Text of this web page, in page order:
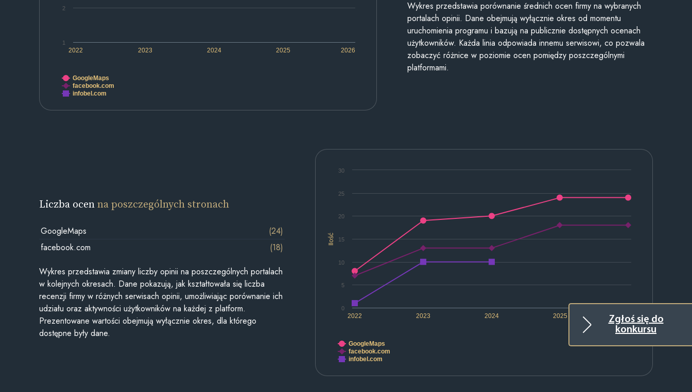
Zgłoś się do
konkursu
2022 2023 2024 2025 2026
1
2
GoogleMaps
facebook.com
infobel.com
Wykres przedstawia porównanie średnich ocen firmy na wybranych
portalach opinii. Dane obejmują wyłącznie okres od momentu
uruchomienia programu i bazują na publicznie dostępnych ocenach
użytkowników. Każda linia odpowiada innemu serwisowi, co pozwala
zobaczyć różnice w poziomie ocen pomiędzy poszczególnymi
platformami.
Ilość
2022 2023 2024 2025 2026
0
5
10
15
20
25
30
GoogleMaps
facebook.com
infobel.com
Liczba ocenna poszczególnych stronach
GoogleMaps
(24)
facebook.com
(18)
Wykres przedstawia zmiany liczby opinii na poszczególnych portalach
w kolejnych okresach. Dane pokazują, jak kształtowała się liczba
recenzji firmy w różnych serwisach opinii, umożliwiając porównanie ich
udziału oraz aktywności użytkowników na każdej z platform.
Prezentowane wartości obejmują wyłącznie okres, dla którego
dostępne były dane.